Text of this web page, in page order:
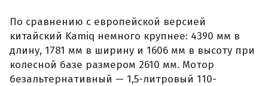
По сравнению с европейской версией
китайский Kamiq немного крупнее: 4390 мм в
длину, 1781 мм в ширину и 1606 мм в высоту при
колесной базе размером 2610 мм. Мотор
безальтернативный — 1,5-литровый 110-